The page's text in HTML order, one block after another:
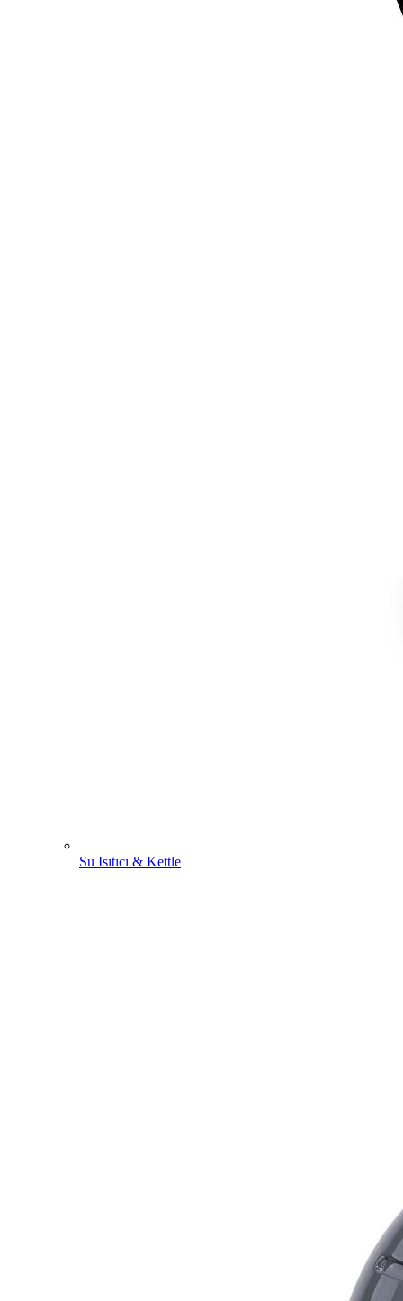
Su Isıtıcı & Kettle